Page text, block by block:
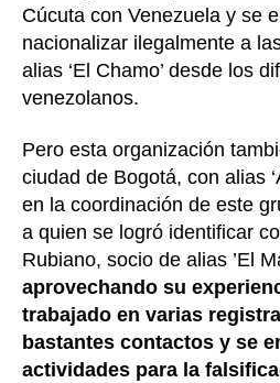
Cúcuta con Venezuela y se
nacionalizar ilegalmente a
alias ‘El Chamo’ desde los
venezolanos.
Pero esta organización
ciudad de Bogotá, con alias
en la coordinación de este
a quien se logró identificar
Rubiano, socio de alias ’El
aprovechando su
trabajado en varias
bastantes contactos y se
actividades para la